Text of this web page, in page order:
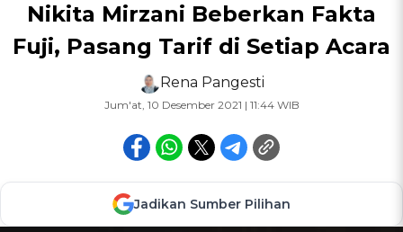
Nikita Mirzani Beberkan Fakta
Fuji, Pasang Tarif di Setiap Acara
Rena Pangesti
Jum'at, 10 Desember 2021 | 11:44 WIB
Jadikan Sumber Pilihan